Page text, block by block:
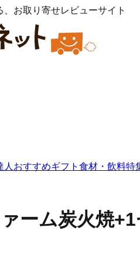
お取り寄せレビューサイト
人おすすめギフト 食材・飲料特
ーム炭火焼+1